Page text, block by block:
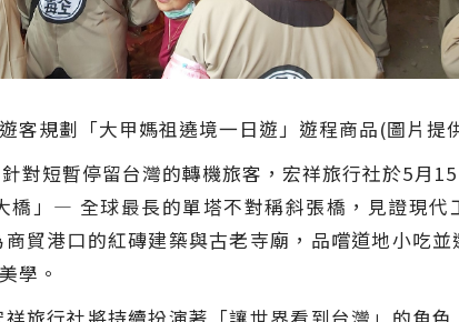
規劃「大甲媽祖遶境一日遊」遊程商品(圖片提
短暫停留台灣的轉機旅客，宏祥旅行社於5月
橋」— 全球最長的單塔不對稱斜張橋，見證現代
貿港口的紅磚建築與古老寺廟，品嚐道地小吃
學。